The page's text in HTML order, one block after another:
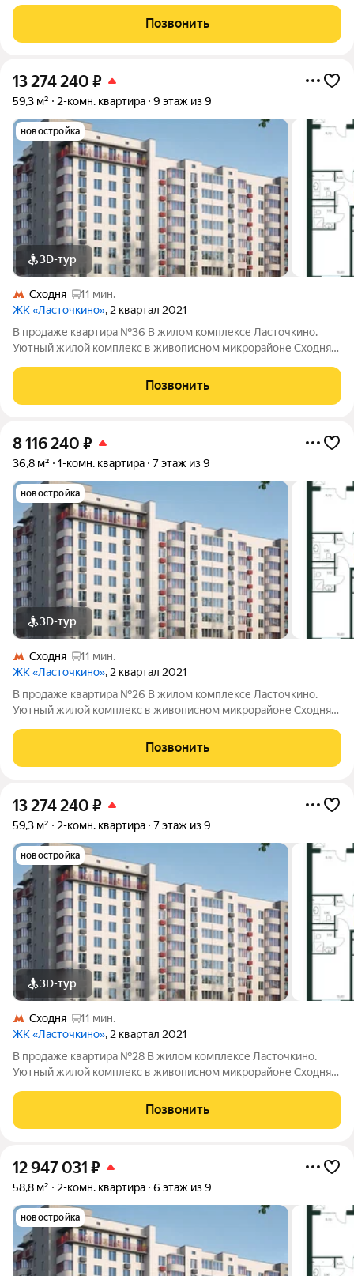
Проект сочетает в себе гармонию природы и современные
городские удобства, создавая идеальное
Позвонить
13 274 240 ₽
59,3 м² 2-комн. квартира 9 этаж из 9
новостройка
3D-тур
Сходня
11 мин.
ЖК «Ласточкино», 2 квартал 2021
В продаже квартира №36 В жилом комплексе Ласточкино.
Уютный жилой комплекс в живописном микрорайоне Сходня
Проект сочетает в себе гармонию природы и современные
городские удобства, создавая идеальное
Позвонить
8 116 240 ₽
36,8 м² 1-комн. квартира 7 этаж из 9
новостройка
3D-тур
Сходня
11 мин.
ЖК «Ласточкино», 2 квартал 2021
В продаже квартира №26 В жилом комплексе Ласточкино.
Уютный жилой комплекс в живописном микрорайоне Сходня
Проект сочетает в себе гармонию природы и современные
городские удобства, создавая идеальное
Позвонить
13 274 240 ₽
59,3 м² 2-комн. квартира 7 этаж из 9
новостройка
3D-тур
Сходня
11 мин.
ЖК «Ласточкино», 2 квартал 2021
В продаже квартира №28 В жилом комплексе Ласточкино.
Уютный жилой комплекс в живописном микрорайоне Сходня
Проект сочетает в себе гармонию природы и современные
городские удобства, создавая идеальное
Позвонить
12 947 031 ₽
58,8 м² 2-комн. квартира 6 этаж из 9
новостройка